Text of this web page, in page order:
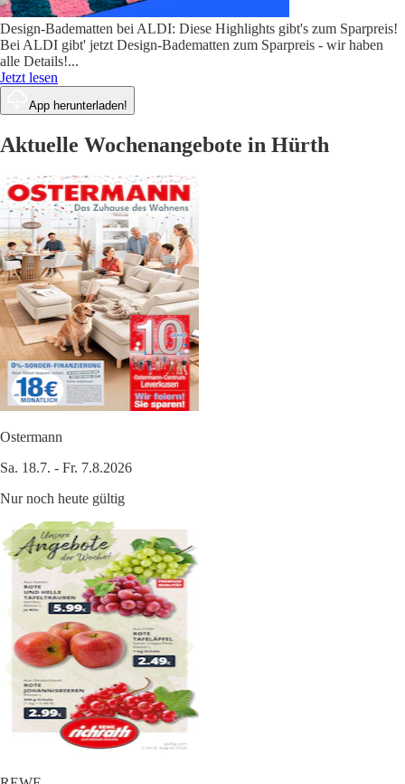
Design-Badematten bei ALDI: Diese Highlights gibt's zum Sparpreis!
Bei ALDI gibt' jetzt Design-Badematten zum Sparpreis - wir haben
alle Details!...
Jetzt lesen
App herunterladen!
Aktuelle Wochenangebote in Hürth
Ostermann
Sa. 18.7. - Fr. 7.8.2026
Nur noch heute gültig